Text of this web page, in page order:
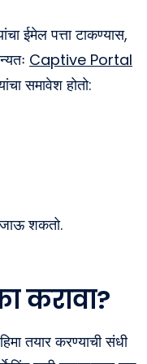
ईमेल पत्ता टाकण्यास,
Captive Portal
समावेश होतो:
जाऊ शकतो.
करावा?
तयार करण्याची संधी